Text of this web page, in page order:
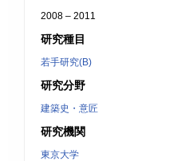
2008 – 2011
研究種目
若手研究(B)
研究分野
建築史・意匠
研究機関
東京大学